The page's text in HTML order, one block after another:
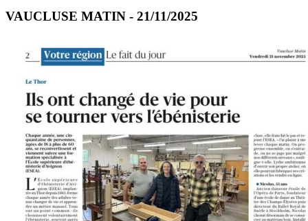
VAUCLUSE MATIN - 21/11/2025